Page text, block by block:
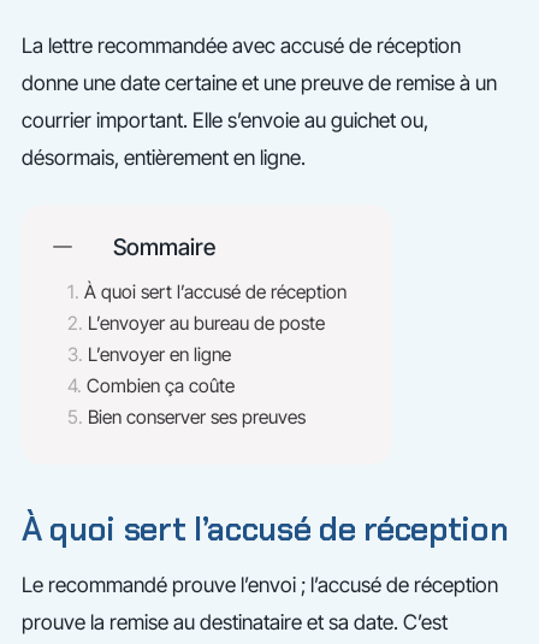
La lettre recommandée avec accusé de réception
donne une date certaine et une preuve de remise à un
courrier important. Elle s’envoie au guichet ou,
désormais, entièrement en ligne.
Sommaire
À quoi sert l’accusé de réception
L’envoyer au bureau de poste
L’envoyer en ligne
Combien ça coûte
Bien conserver ses preuves
À quoi sert l’accusé de réception
Le recommandé prouve l’envoi ; l’accusé de réception
prouve la remise au destinataire et sa date. C’est